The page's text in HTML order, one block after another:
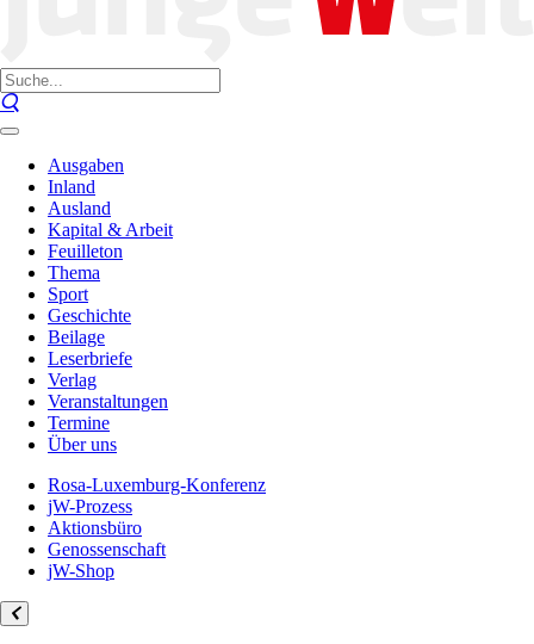
Ausgaben
Inland
Ausland
Kapital & Arbeit
Feuilleton
Thema
Sport
Geschichte
Beilage
Leserbriefe
Verlag
Veranstaltungen
Termine
Über uns
Rosa-Luxemburg-Konferenz
jW-Prozess
Aktionsbüro
Genossenschaft
jW-Shop